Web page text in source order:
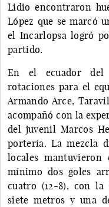
Lidio encontraron
López que se marcó
el Incarlopsa logró
partido.
En el ecuador del
rotaciones para el
Armando Arce,
acompañó con la
del juvenil Marcos
portería. La mezcla
locales
mínimo dos goles
cuatro (12-8), con la
siete metros y una